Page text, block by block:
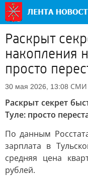
Раскрыт
накопления
просто
30 мая 2026, 13:08 СМИ
Раскрыт секрет
Туле: просто
По данным
зарплата в
средняя цена
рублей.